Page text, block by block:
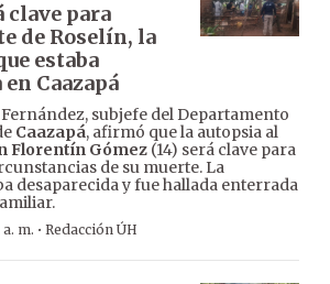
clave para
de Roselín, la
estaba
Caazapá
subjefe del Departamento
Caazapá, afirmó que la autopsia al
Florentín Gómez (14) será clave para
de su muerte. La
desaparecida y fue hallada enterrada
m. · Redacción ÚH